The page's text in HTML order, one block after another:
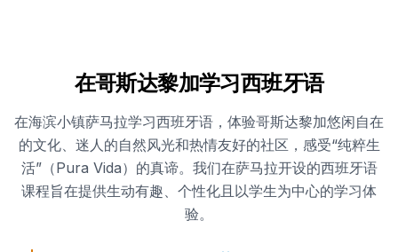
在哥斯达黎加学习西班牙语
在海滨小镇萨马拉学习西班牙语，体验哥斯达黎加悠闲自在
的文化、迷人的自然风光和热情友好的社区，感受“纯粹生
活”（Pura Vida）的真谛。我们在萨马拉开设的西班牙语
课程旨在提供生动有趣、个性化且以学生为中心的学习体
验。